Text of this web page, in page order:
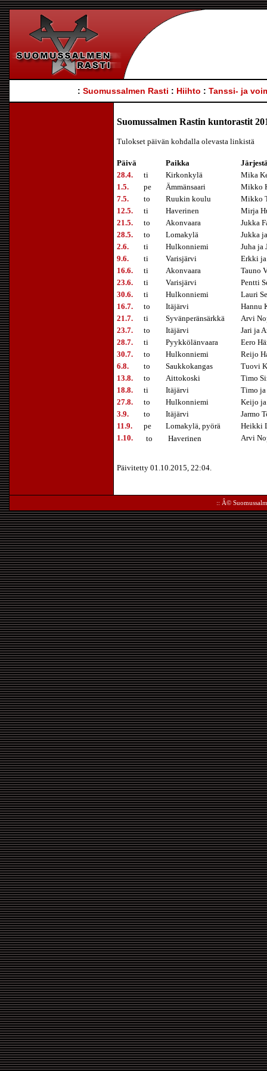
: Suomussalmen Rasti : Hiihto : Tanssi- ja
Suomussalmen Rastin kuntorastit
Tulokset päivän kohdalla olevasta linkistä
Päivä Paikka
28.4.
ti Kirkonkylä
Mika
1.5.
pe Ämmänsaari
Mikko
7.5.
to Ruukin koulu
Mikko
12.5.
ti Haverinen
Mirja
21.5.
to Akonvaara
Jukka
28.5.
to Lomakylä
Jukka
2.6.
ti Hulkonniemi
Juha ja
9.6.
ti Varisjärvi
Erkki
16.6.
ti Akonvaara
Tauno
23.6.
ti Varisjärvi
Pentti
30.6.
ti Hulkonniemi
Lauri
16.7.
to Itäjärvi
Hannu
21.7.
ti Syvänperänsärkkä
Arvi
23.7.
to Itäjärvi
Jari ja
28.7.
ti Pyykkölänvaara
Eero
30.7.
to Hulkonniemi
Reijo
6.8.
to Saukkokangas
Tuovi
13.8.
to Aittokoski
Timo
18.8.
ti Itäjärvi
Timo
27.8.
to Hulkonniemi
Keijo
3.9.
to Itäjärvi
Jarmo
11.9.
pe Lomakylä, pyörä
Heikki
1.10.
to Haverinen Arvi
Päivitetty 01.10.2015, 22:04.
:: Â©